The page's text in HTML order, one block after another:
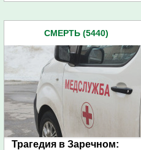
СМЕРТЬ (5440)
Трагедия в Заречном: